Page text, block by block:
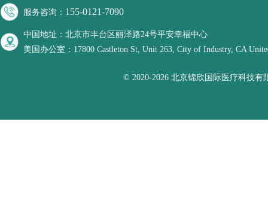
服务咨询： 155-0121-7090
中国地址：北京市丰台区丽泽路24号平安幸福中心
美国办公室：17800 Castleton St, Unit 263, City of Industry, CA
© 2020-2026 北京锦欣国际医疗科